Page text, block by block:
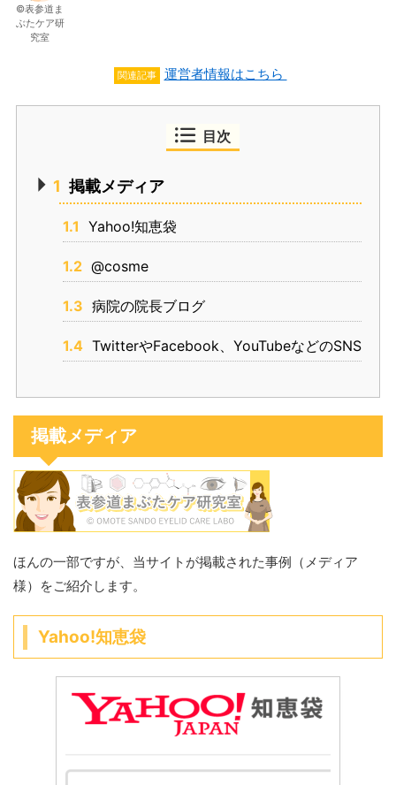
©表参道ま
ぶたケア研
究室
関連記事 運営者情報はこちら
目次
1 掲載メディア
1.1 Yahoo!知恵袋
1.2 @cosme
1.3 病院の院長ブログ
1.4 TwitterやFacebook、YouTubeなどのSNS
掲載メディア
ほんの一部ですが、当サイトが掲載された事例（メディア
様）をご紹介します。
Yahoo!知恵袋